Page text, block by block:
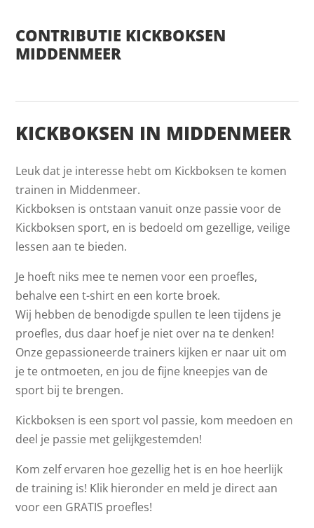
CONTRIBUTIE KICKBOKSEN
MIDDENMEER
KICKBOKSEN IN MIDDENMEER
Leuk dat je interesse hebt om Kickboksen te komen
trainen in Middenmeer.
Kickboksen is ontstaan vanuit onze passie voor de
Kickboksen sport, en is bedoeld om gezellige, veilige
lessen aan te bieden.
Je hoeft niks mee te nemen voor een proefles,
behalve een t-shirt en een korte broek.
Wij hebben de benodigde spullen te leen tijdens je
proefles, dus daar hoef je niet over na te denken!
Onze gepassioneerde trainers kijken er naar uit om
je te ontmoeten, en jou de fijne kneepjes van de
sport bij te brengen.
Kickboksen is een sport vol passie, kom meedoen en
deel je passie met gelijkgestemden!
Kom zelf ervaren hoe gezellig het is en hoe heerlijk
de training is! Klik hieronder en meld je direct aan
voor een GRATIS proefles!